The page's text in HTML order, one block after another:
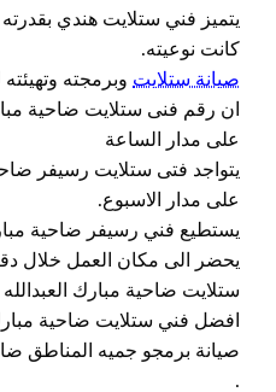
يتميز فني ستلايت هندي
كانت نوعيته.
صيانة ستلايت وبرمجته وتهيئته
ان رقم فنى ستلايت ضاحية
على مدار الساعة
يتواجد فتى ستلايت رسيفر
على مدار الاسبوع.
يستطيع فني رسيفر ضاحية
يحضر الى مكان العمل خلال
ستلايت ضاحية مبارك العبدالله
افضل فني ستلايت ضاحية مبارك
صيانة برمجو جميه المناطق
.